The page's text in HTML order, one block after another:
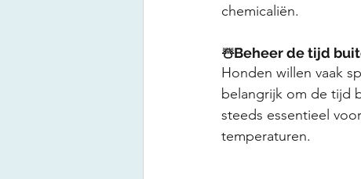
chemicaliën.
☃️Beheer de tijd
Honden willen vaak
belangrijk om de tijd
steeds essentieel
temperaturen.